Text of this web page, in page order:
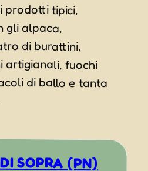
SOPRA (PN)